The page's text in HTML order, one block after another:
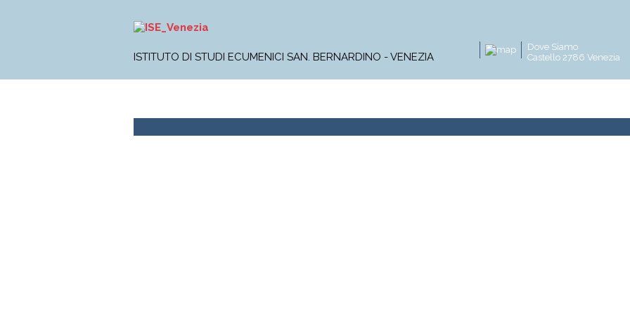
ISTITUTO DI STUDI ECUMENICI SAN. BERNARDINO - VENEZIA
Dove Siamo
Castello 2786 Venezia